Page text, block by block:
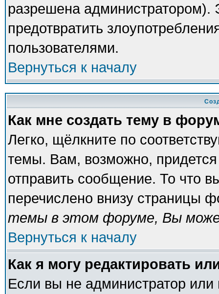
разрешена администратором).
предотвратить
пользователями.
Вернуться к началу
Как мне создать тему в
Легко, щёлкните по
темы. Вам, возможно, придется
отправить сообщение. То что
перечислено внизу страницы
темы в этом форуме, Вы
Вернуться к началу
Как я могу редактировать
Если вы не администратор